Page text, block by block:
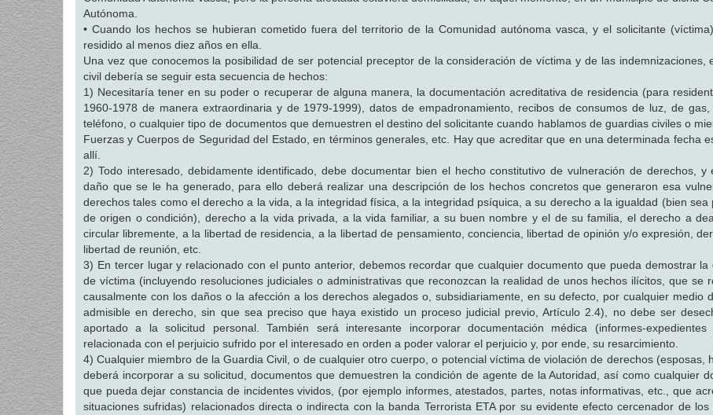
Autónoma.
• Cuando los hechos se hubieran cometido fuera del territorio de la Comunidad autónoma vasca, y el solicitante
residido al menos diez años en ella.
Una vez que conocemos la posibilidad de ser potencial preceptor de la consideración de víctima y de las indemnizaciones,
civil debería se seguir esta secuencia de hechos:
1) Necesitaría tener en su poder o recuperar de alguna manera, la documentación acreditativa de residencia (para
1960-1978 de manera extraordinaria y de 1979-1999), datos de empadronamiento, recibos de consumos de luz, de gas,
teléfono, o cualquier tipo de documentos que demuestren el destino del solicitante cuando hablamos de guardias civiles o
Fuerzas y Cuerpos de Seguridad del Estado, en términos generales, etc. Hay que acreditar que en una determinada fecha
allí.
2) Todo interesado, debidamente identificado, debe documentar bien el hecho constitutivo de vulneración de derechos, y
daño que se le ha generado, para ello deberá realizar una descripción de los hechos concretos que generaron esa
derechos tales como el derecho a la vida, a la integridad física, a la integridad psíquica, a su derecho a la igualdad (bien sea
de origen o condición), derecho a la vida privada, a la vida familiar, a su buen nombre y el de su familia, el derecho a
circular libremente, a la libertad de residencia, a la libertad de pensamiento, conciencia, libertad de opinión y/o expresión,
libertad de reunión, etc.
3) En tercer lugar y relacionado con el punto anterior, debemos recordar que cualquier documento que pueda demostrar la
de víctima (incluyendo resoluciones judiciales o administrativas que reconozcan la realidad de unos hechos ilícitos, que se
causalmente con los daños o la afección a los derechos alegados o, subsidiariamente, en su defecto, por cualquier medio
admisible en derecho, sin que sea preciso que haya existido un proceso judicial previo, Artículo 2.4), no debe ser
aportado a la solicitud personal. También será interesante incorporar documentación médica (informes-expedientes
relacionada con el perjuicio sufrido por el interesado en orden a poder valorar el perjuicio y, por ende, su resarcimiento.
4) Cualquier miembro de la Guardia Civil, o de cualquier otro cuerpo, o potencial víctima de violación de derechos (esposas,
deberá incorporar a su solicitud, documentos que demuestren la condición de agente de la Autoridad, así como cualquier
que pueda dejar constancia de incidentes vividos, (por ejemplo informes, atestados, partes, notas informativas, etc., que
situaciones sufridas) relacionados directa o indirecta con la banda Terrorista ETA por su evidente efecto cercenador de los